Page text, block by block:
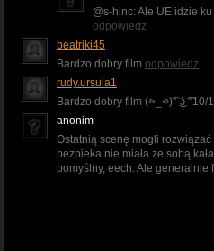
@s-hinc: Ale UE idzie
odpowiedz
beatriki45
Bardzo dobry film odpowiedz
rudy.ursula1
Bardzo dobry film (⩺_⩹)͡° ͜ʖ ͡°10/
anonim
Ostatnią scenę mogli
bezpieka nie miała ze sobą
pomyślny, eech. Ale generalnie